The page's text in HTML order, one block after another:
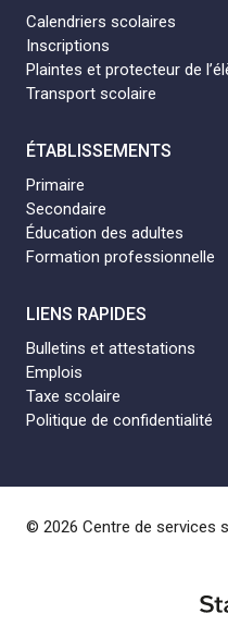
Calendriers scolaires
Inscriptions
Plaintes et protecteur de
Transport scolaire
ÉTABLISSEMENTS
Primaire
Secondaire
Éducation des adultes
Formation professionnelle
LIENS RAPIDES
Bulletins et attestations
Emplois
Taxe scolaire
Politique de confidentialité
© 2026 Centre de services